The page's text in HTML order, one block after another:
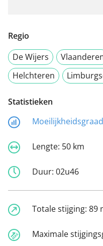
Regio
De Wijers
Helchteren
Statistieken
Lengte: 50 km
Duur: 02u46
Totale stijging: 89
Maximale